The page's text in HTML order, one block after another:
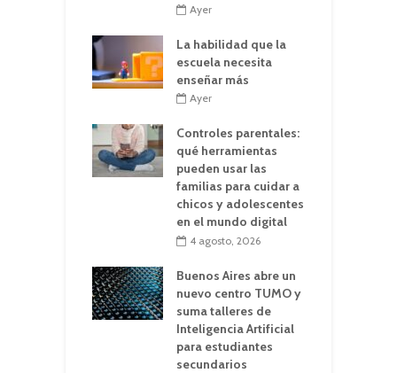
Ayer
La habilidad que la
escuela necesita
enseñar más
Ayer
Controles parentales:
qué herramientas
pueden usar las
familias para cuidar a
chicos y adolescentes
en el mundo digital
4 agosto, 2026
Buenos Aires abre un
nuevo centro TUMO y
suma talleres de
Inteligencia Artificial
para estudiantes
secundarios